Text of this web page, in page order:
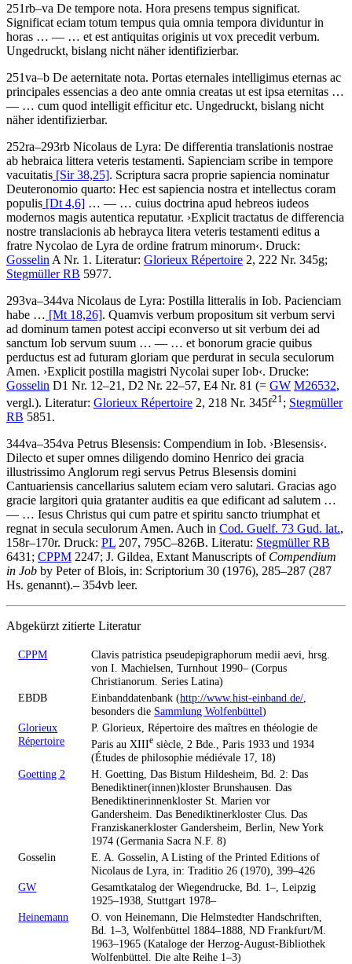
251rb–va De tempore nota. Hora presens tempus significat.
Significat eciam totum tempus quia omnia tempora dividuntur in
horas … — … et est antiquitas originis ut vox precedit verbum.
Ungedruckt, bislang nicht näher identifizierbar.
251va–b De aeternitate nota. Portas eternales intelligimus eternas ac
principales essencias a deo ante omnia creatas ut est ipsa eternitas …
— … cum quod intelligit efficitur etc. Ungedruckt, bislang nicht
näher identifizierbar.
252ra–293rb Nicolaus de Lyra: De differentia translationis nostrae
ab hebraica littera veteris testamenti. Sapienciam scribe in tempore
vacuitatis [Sir 38,25]. Scriptura sacra proprie sapiencia nominatur
Deuteronomio quarto: Hec est sapiencia nostra et intellectus coram
populis [Dt 4,6] … — … cuius doctrina apud hebreos iudeos
modernos magis autentica reputatur. ›Explicit tractatus de differencia
nostre translacionis ab hebrayca litera veteris testamenti editus a
fratre Nycolao de Lyra de ordine fratrum minorum‹. Druck:
Gosselin A Nr. 1. Literatur: Glorieux Répertoire 2, 222 Nr. 345g;
Stegmüller RB 5977.
293va–344va Nicolaus de Lyra: Postilla litteralis in Iob. Pacienciam
habe … [Mt 18,26]. Quamvis verbum propositum sit verbum servi
ad dominum tamen potest accipi econverso ut sit verbum dei ad
sanctum Iob servum suum … — … et bonorum gracie quibus
perductus est ad futuram gloriam que perdurat in secula seculorum
Amen. ›Explicit postilla magistri Nycolai super Iob‹. Drucke:
Gosselin D1 Nr. 12–21, D2 Nr. 22–57, E4 Nr. 81 (= GW M26532,
vergl.). Literatur: Glorieux Répertoire 2, 218 Nr. 345f21 ; Stegmüller
RB 5851.
344va–354va Petrus Blesensis: Compendium in Iob. ›Blesensis‹.
Dilecto et super omnes diligendo domino Henrico dei gracia
illustrissimo Anglorum regi servus Petrus Blesensis domini
Cantuariensis cancellarius salutem eciam vero salutari. Gracias ago
gracie largitori quia gratanter auditis ea que edificant ad salutem …
— … Iesus Christus qui cum patre et spiritu sancto triumphat et
regnat in secula seculorum Amen. Auch in Cod. Guelf. 73 Gud. lat.,
158r–170r. Druck: PL 207, 795C–826B. Literatu: Stegmüller RB
6431; CPPM 2247; J. Gildea, Extant Manuscripts of Compendium
in Job by Peter of Blois, in: Scriptorium 30 (1976), 285–287 (287
Hs. genannt).– 354vb leer.
Abgekürzt zitierte Literatur
CPPM
Clavis patristica pseudepigraphorum medii aevi, hrsg.
von I. Machielsen, Turnhout 1990– (Corpus
Christianorum. Series Latina)
EBDB
Einbanddatenbank (http://www.hist-einband.de/
besonders die Sammlung Wolfenbüttel)
Glorieux
Répertoire
P. Glorieux, Répertoire des maîtres en théologie de
Paris au XIIIe siècle, 2 Bde., Paris 1933 und 1934
(Études de philosophie médiévale 17, 18)
Goetting 2
H. Goetting, Das Bistum Hildesheim, Bd. 2: Das
Benediktiner(innen)kloster Brunshausen. Das
Benediktinerinnenkloster St. Marien vor
Gandersheim. Das Benediktinerkloster Clus. Das
Franziskanerkloster Gandersheim, Berlin, New York
1974 (Germania Sacra N.F. 8)
Gosselin
E. A. Gosselin, A Listing of the Printed Editions of
Nicolaus de Lyra, in: Traditio 26 (1970), 399–426
GW
Gesamtkatalog der Wiegendrucke, Bd. 1–, Leipzig
1925–1938, Stuttgart 1978–
Heinemann
O. von Heinemann, Die Helmstedter Handschriften,
Bd. 1–3, Wolfenbüttel 1884–1888, ND Frankfurt/M.
1963–1965 (Kataloge der Herzog-August-Bibliothek
Wolfenbüttel. Die alte Reihe 1–3)